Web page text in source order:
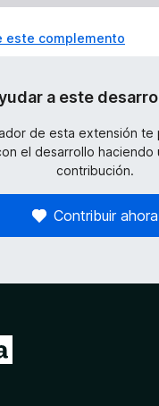
este complemento
a este
de esta extensión te
el desarrollo haciendo
contribución.
Contribuir ahora